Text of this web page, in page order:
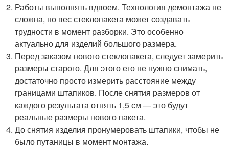
Работы выполнять вдвоем. Технология демонтажа не
сложна, но вес стеклопакета может создавать
трудности в момент разборки. Это особенно
актуально для изделий большого размера.
Перед заказом нового стеклопакета, следует замерить
размеры старого. Для этого его не нужно снимать,
достаточно просто измерить расстояние между
границами штапиков. После снятия размеров от
каждого результата отнять 1,5 см — это будут
реальные размеры нового пакета.
До снятия изделия пронумеровать штапики, чтобы не
было путаницы в момент монтажа.